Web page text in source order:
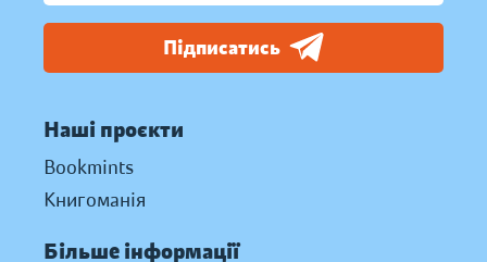
Підписатись
Наші проєкти
Bookmints
Книгоманія
Більше інформації